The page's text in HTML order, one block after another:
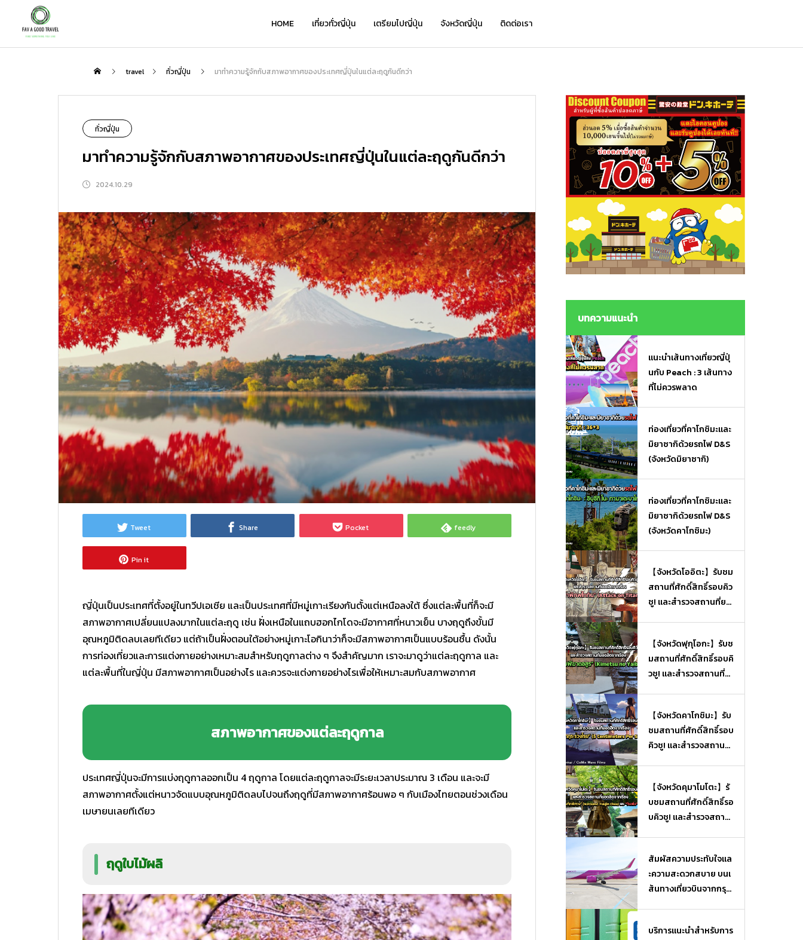
HOME เที่ยวทั่วญี่ปุ่น เตรียมไปญี่ปุ่น จังหวัดญี่ปุ่น ติดต่อเรา
เที่ยว
เพลิดเพลินกับชาสไตล์ญี่ปุ่นกับสถานที่ที่เ
ป็นมากกว่าแค่ร้านอาหาร | สัมผัสรสชาติ
ชาแท้ ความสงบ และมื้ออาหารสุดพิเศษที่
NOAN
2026.01.31
Kyo Chirimen จาก Kyoryori Sakurai
— เครื่องเคียงสไตล์เกียวโต รสละมุน กล
มกล่อม กินได้ทุกวันไม่เบื่อ
2026.01.28
“อาหารเกียวโต ซากุราอิ ปลาทูน่าต้มสไต
ล์อาริมะ (Hon Maguro Arima Ni)” — ข
องกินญี่ปุ่นรสละมุน เปิดปุ๊บกินได้ เหมาะทั้
งมื้อเร่งด่วนและของฝาก
2026.01.28
NEW
ตะลุย “โกเรียวคาคุ” ป้อมดาว 5 แฉกแห่ง
ฮาโกดาเตะ แนะนำจุดเด่น โรงแรมเด็ด แ
ละที่เที่ยวรอบทิศ
2026.08.06
ย้อนเวลาชมเสน่ห์คลาสสิกที่ “โกดังอิฐแ
ดงคาเนโมริ” แนะนำจุดเด่น โรงแรมเด็ด แ
ละที่เที่ยวเดินชิลได้ทั้งวัน!
2026.08.05
สัมผัสความงดงามระดับโลก ปักหมุดเที่ย
ว “ภูเขาฮาโกดาเตะ” พร้อมที่พักและจุดเช็
กอินห้ามพลาด!
2026.08.03
แนะนำเส้นทางเที่ยวญี่ปุ่นกับ Peach : 3 เ
ส้นทางที่ไม่ควรพลาด
2026.02.23
Kyo Chirimen จาก Kyoryori Sakurai
— เครื่องเคียงสไตล์เกียวโต รสละมุน กล
มกล่อม กินได้ทุกวันไม่เบื่อ
2026.01.28
“อาหารเกียวโต ซากุราอิ ปลาทูน่าต้มสไต
ล์อาริมะ (Hon Maguro Arima Ni)” — ข
องกินญี่ปุ่นรสละมุน เปิดปุ๊บกินได้ เหมาะทั้
งมื้อเร่งด่วนและของฝาก
2026.01.28
travel ทั่วญี่ปุ่น มาทำความรู้จักกับสภาพอากาศของประเทศญี่ปุ่นในแต่ละฤดูกันดีกว่า
ทั่วญี่ปุ่น
มาทำความรู้จักกับสภาพอากาศของประเทศญี่ปุ่นในแต่ละฤดูกันดีกว่า
2024.10.29
Tweet Share Pocket feedly
Pin it
ญี่ปุ่นเป็นประเทศที่ตั้งอยู่ในทวีปเอเชีย และเป็นประเทศที่มีหมู่เกาะเรียงกันตั้งแต่เหนือลงใต้ ซึ่งแต่ละพื้นที่ก็จะมี
สภาพอากาศเปลี่ยนแปลงมากในแต่ละฤดู เช่น ฝั่งเหนือในแถบฮอกไกโดจะมีอากาศที่หนาวเย็น บางฤดูถึงขั้นมี
อุณหภูมิติดลบเลยทีเดียว แต่ถ้าเป็นฝั่งตอนใต้อย่างหมู่เกาะโอกินาว่าก็จะมีสภาพอากาศเป็นแบบร้อนชื้น ดังนั้น
การท่องเที่ยวและการแต่งกายอย่างเหมาะสมสำหรับฤดูกาลต่าง ๆ จึงสำคัญมาก เราจะมาดูว่าแต่ละฤดูกาล และ
แต่ละพื้นที่ในญี่ปุ่น มีสภาพอากาศเป็นอย่างไร และควรจะแต่งกายอย่างไรเพื่อให้เหมาะสมกับสภาพอากาศ
สภาพอากาศของแต่ละฤดูกาล
ประเทศญี่ปุ่นจะมีการแบ่งฤดูกาลออกเป็น 4 ฤดูกาล โดยแต่ละฤดูกาลจะมีระยะเวลาประมาณ 3 เดือน และจะมี
สภาพอากาศตั้งแต่หนาวจัดแบบอุณหภูมิติดลบไปจนถึงฤดูที่มีสภาพอากาศร้อนพอ ๆ กับเมืองไทยตอนช่วงเดือน
เมษายนเลยทีเดียว
ฤดูใบไม้ผลิ
บทความแนะนำ
แนะนำเส้นทางเที่ยวญี่ปุ่
นกับ Peach : 3 เส้นทาง
ที่ไม่ควรพลาด
ท่องเที่ยวที่คาโกชิมะและ
มิยาซากิด้วยรถไฟ D&S
(จังหวัดมิยาซากิ)
ท่องเที่ยวที่คาโกชิมะและ
มิยาซากิด้วยรถไฟ D&S
(จังหวัดคาโกชิมะ)
【จังหวัดโออิตะ】รับชม
สถานที่ศักดิ์สิทธิ์รอบคิว
ชู! และสำรวจสถานที่ยอ
n)【จังหวัดฟุกุโอกะ】รับช
มสถานที่ศักดิ์สิทธิ์รอบคิ
วชู! และสำรวจสถานที่ย
Yaiba)
【จังหวัดคาโกชิมะ】รับ
ชมสถานที่ศักดิ์สิทธิ์รอบ
คิวชู! และสำรวจสถานที่
meters Per Second)
【จังหวัดคุมาโมโตะ】รั
บชมสถานที่ศักดิ์สิทธิ์รอ
บคิวชู! และสำรวจสถาน
atsume Yuujin Chou)
และ “วันพีซ” (One Piec
e)
สัมผัสความประทับใจแล
ะความสะดวกสบาย บนเ
ส้นทางเที่ยวบินจากกรุงเ
บริการแนะนำสำหรับการ